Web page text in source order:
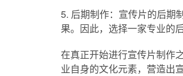
5. 后期制作：宣传片的后期
果。因此，选择一家专业的
在真正开始进行宣传片制作
业自身的文化元素，营造出